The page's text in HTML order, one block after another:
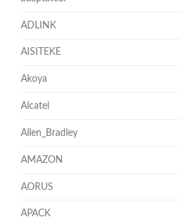
ADLINK
AISITEKE
Akoya
Alcatel
Allen_Bradley
AMAZON
AORUS
APACK